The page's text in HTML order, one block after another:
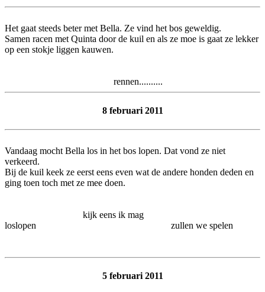
Het gaat steeds beter met Bella. Ze vind het bos geweldig.
Samen racen met Quinta door de kuil en als ze moe is gaat ze lekker
op een stokje liggen kauwen.
rennen..........
8 februari 2011
Vandaag mocht Bella los in het bos lopen. Dat vond ze niet
verkeerd.
Bij de kuil keek ze eerst eens even wat de andere honden deden en
ging toen toch met ze mee doen.
kijk eens ik mag
loslopen zullen we spelen
5 februari 2011